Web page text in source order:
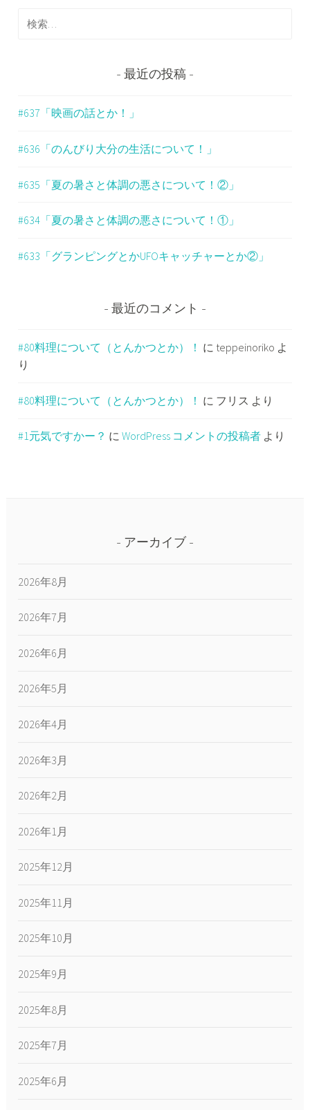
検
索
最近の投稿
#637「映画の話とか！」
#636「のんびり大分の生活について！」
#635「夏の暑さと体調の悪さについて！②」
#634「夏の暑さと体調の悪さについて！①」
#633「グランピングとかUFOキャッチャーとか②」
最近のコメント
#80料理について（とんかつとか）！ に teppeinoriko よ
り
#80料理について（とんかつとか）！ に フリス より
#1元気ですかー？ にWordPress コメントの投稿者 より
アーカイブ
2026年8月
2026年7月
2026年6月
2026年5月
2026年4月
2026年3月
2026年2月
2026年1月
2025年12月
2025年11月
2025年10月
2025年9月
2025年8月
2025年7月
2025年6月